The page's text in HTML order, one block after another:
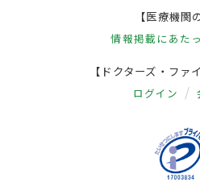
【医療機関
情報掲載にあた
【ドクターズ・ファ
ログイン